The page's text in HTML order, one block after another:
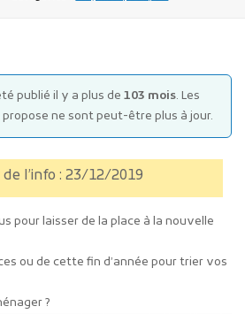
par l'Europe
publié il y a plus de 103 mois. Les
ne sont peut-être plus à jour.
l’info : 23/12/2019
pour laisser de la place à la nouvelle
ou de cette fin d’année pour trier vos
?